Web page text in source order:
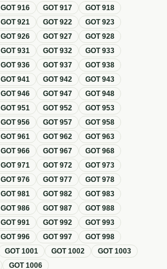
GOT916 GOT917 GOT918
GOT921 GOT922 GOT923
GOT926 GOT927 GOT928
GOT931 GOT932 GOT933
GOT936 GOT937 GOT938
GOT941 GOT942 GOT943
GOT946 GOT947 GOT948
GOT951 GOT952 GOT953
GOT956 GOT957 GOT958
GOT961 GOT962 GOT963
GOT966 GOT967 GOT968
GOT971 GOT972 GOT973
GOT976 GOT977 GOT978
GOT981 GOT982 GOT983
GOT986 GOT987 GOT988
GOT991 GOT992 GOT993
GOT996 GOT997 GOT998
GOT1001 GOT1002 GOT1003
GOT1006